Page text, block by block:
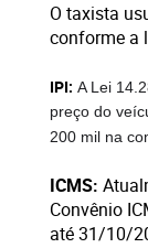
O taxista
conforme a
IPI: A Lei
preço do
200 mil na
ICMS:
Convênio
até 31/10/